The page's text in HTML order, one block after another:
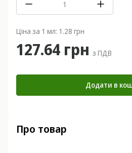
Ціна за 1 мл: 1.28 грн
127.64 грн з ПДВ
Додати в
Про товар